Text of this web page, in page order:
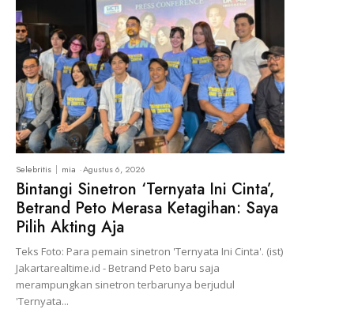
Selebritis mia -Agustus 6, 2026
Bintangi Sinetron ‘Ternyata Ini Cinta’,
Betrand Peto Merasa Ketagihan: Saya
Pilih Akting Aja
Teks Foto: Para pemain sinetron 'Ternyata Ini Cinta'. (ist)
Jakartarealtime.id - Betrand Peto baru saja
merampungkan sinetron terbarunya berjudul
'Ternyata...